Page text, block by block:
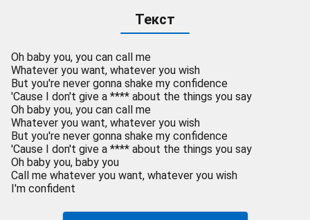
Текст
Oh baby you, you can call me
Whatever you want, whatever you wish
But you're never gonna shake my confidence
'Cause I don't give a **** about the things you say
Oh baby you, you can call me
Whatever you want, whatever you wish
But you're never gonna shake my confidence
'Cause I don't give a **** about the things you say
Oh baby you, baby you
Call me whatever you want, whatever you wish
I'm confident